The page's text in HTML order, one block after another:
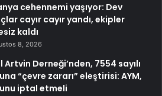
cehennemi yaşıyor: Dev
cayır cayır yandı, ekipler
kaldı
8, 2026
Artvin Derneği’nden, 7554 sayılı
“çevre zararı” eleştirisi: AYM,
iptal etmeli